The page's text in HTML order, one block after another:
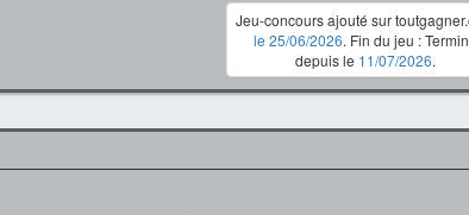
Jeu-concours ajouté sur
le 25/06/2026. Fin du jeu :
depuis le 11/07/2026.